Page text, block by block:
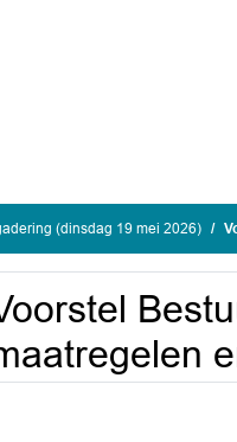
(dinsdag 19 mei 2026)